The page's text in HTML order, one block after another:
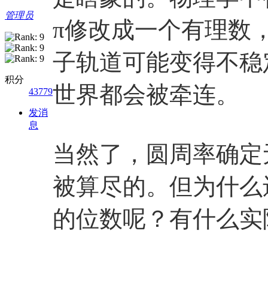
管理员
积分
43779
发消
息
π修改成一个有理数
子轨道可能变得不
世界都会被牵连。
当然了，圆周率确
被算尽的。但为什
的位数呢？有什么